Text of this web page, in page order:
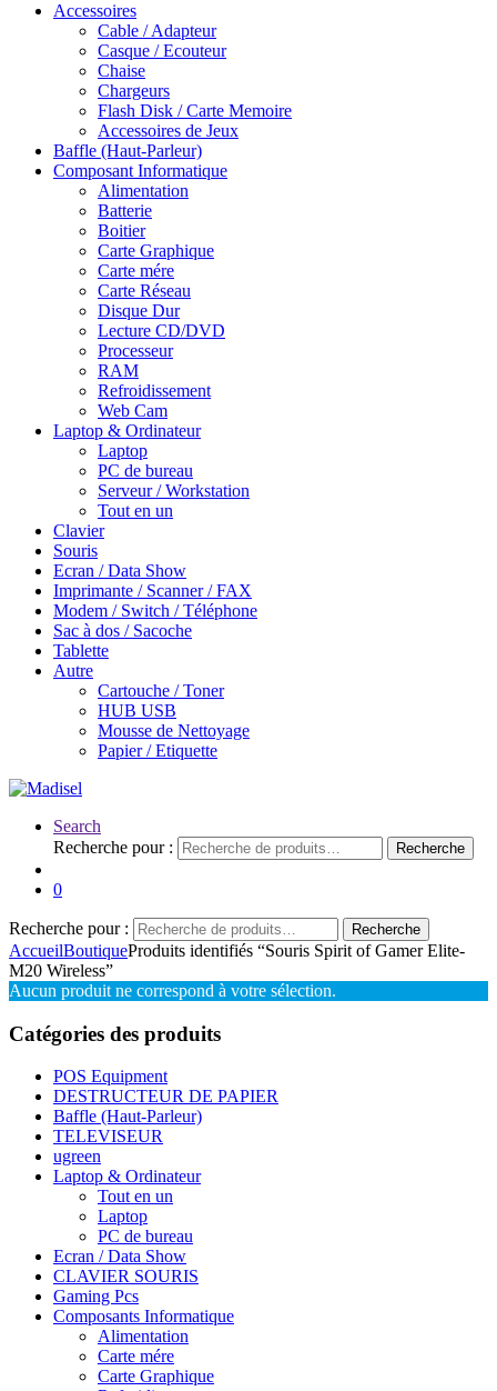
Accessoires
Cable / Adapteur
Casque / Ecouteur
Chaise
Chargeurs
Flash Disk / Carte Memoire
Accessoires de Jeux
Baffle (Haut-Parleur)
Composant Informatique
Alimentation
Batterie
Boitier
Carte Graphique
Carte mére
Carte Réseau
Disque Dur
Lecture CD/DVD
Processeur
RAM
Refroidissement
Web Cam
Laptop & Ordinateur
Laptop
PC de bureau
Serveur / Workstation
Tout en un
Clavier
Souris
Ecran / Data Show
Imprimante / Scanner / FAX
Modem / Switch / Téléphone
Sac à dos / Sacoche
Tablette
Autre
Cartouche / Toner
HUB USB
Mousse de Nettoyage
Papier / Etiquette
Search
Recherche pour :
Recherche
0
Recherche pour : Recherche
AccueilBoutiqueProduits identifiés “Souris Spirit of Gamer Elite-
M20 Wireless”
Aucun produit ne correspond à votre sélection.
Catégories des produits
POS Equipment
DESTRUCTEUR DE PAPIER
Baffle (Haut-Parleur)
TELEVISEUR
ugreen
Laptop & Ordinateur
Tout en un
Laptop
PC de bureau
Ecran / Data Show
CLAVIER SOURIS
Gaming Pcs
Composants Informatique
Alimentation
Carte mére
Carte Graphique